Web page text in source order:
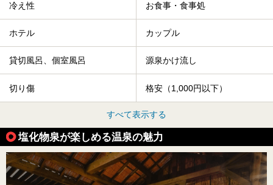
冷え性 お食事・食事処
ホテル カップル
貸切風呂、個室風呂 源泉かけ流し
切り傷 格安（1,000円以下）
すべて表示する
塩化物泉が楽しめる温泉の魅力